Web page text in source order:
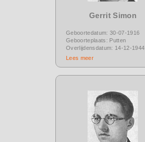
Gerrit Simon
Geboortedatum: 30-07-1916
Geboorteplaats: Putten
Overlijdensdatum: 14-12-1944
Lees meer